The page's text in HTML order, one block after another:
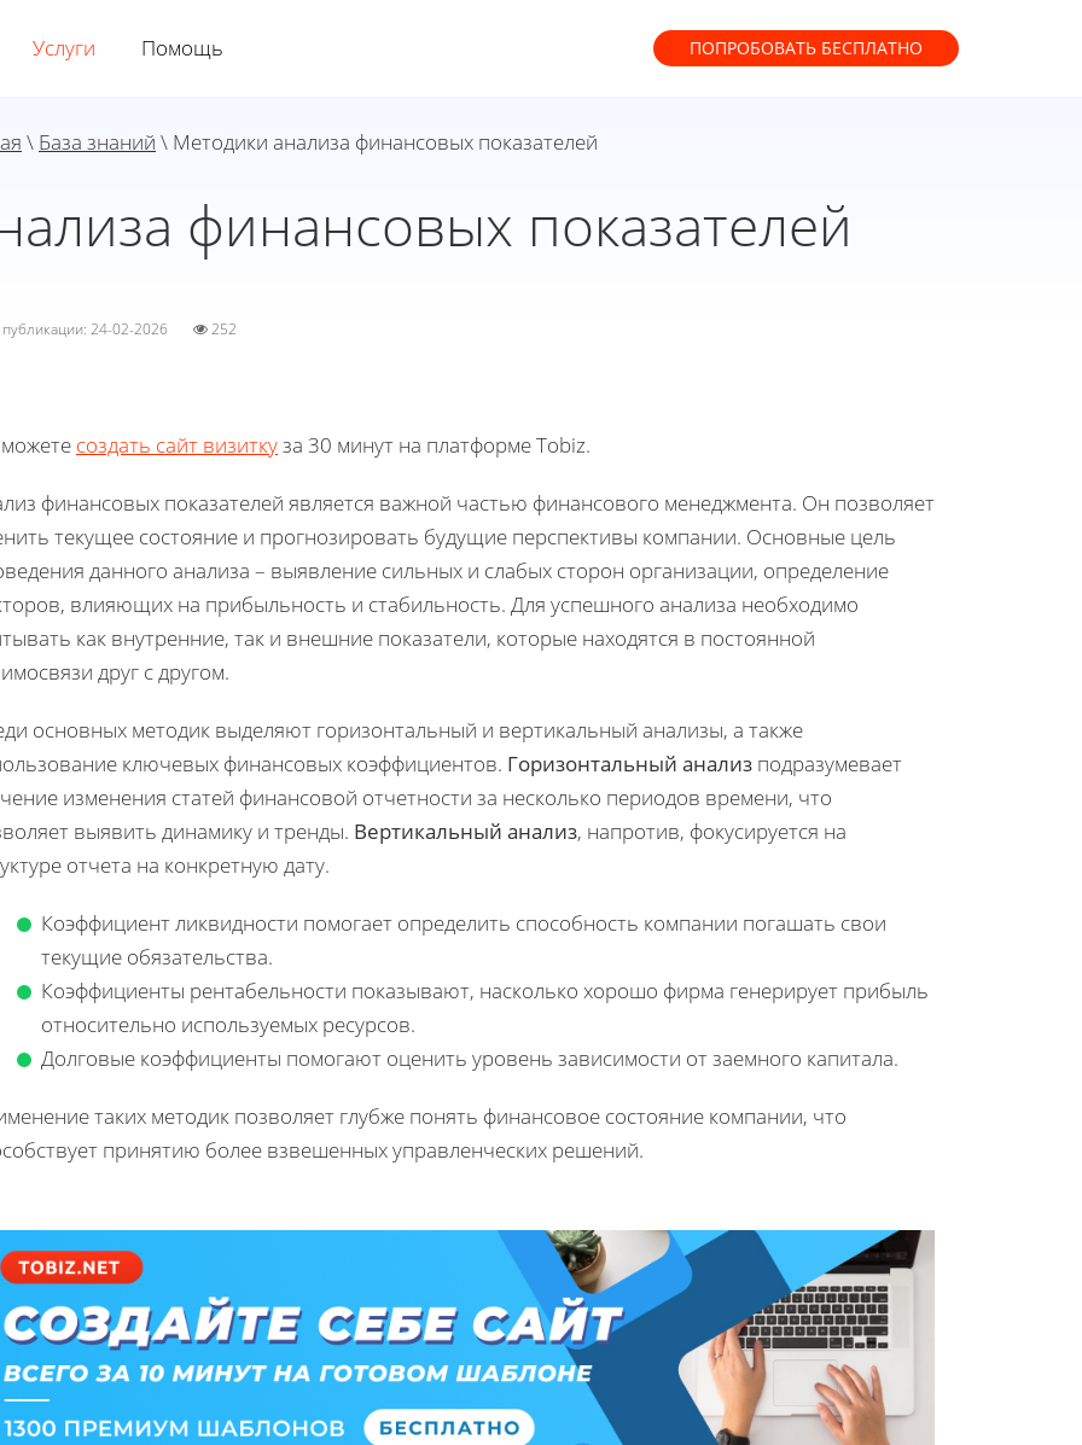
Услуги Помощь ПОПРОБОВАТЬ БЕСПЛАТНО
\ База знаний \ Методики анализа финансовых показателей
финансовых показателей
публикации: 24-02-2026 252
создать сайт визиткуза 30 минут на платформе Tobiz.
финансовых показателей является важной частью финансового менеджмента. Он позволяет
текущее состояние и прогнозировать будущие перспективы компании. Основные цель
данного анализа – выявление сильных и слабых сторон организации, определение
влияющих на прибыльность и стабильность. Для успешного анализа необходимо
как внутренние, так и внешние показатели, которые находятся в постоянной
друг с другом.
основных методик выделяют горизонтальный и вертикальный анализы, а также
ключевых финансовых коэффициентов. Горизонтальный анализ подразумевает
изменения статей финансовой отчетности за несколько периодов времени, что
выявить динамику и тренды. Вертикальный анализ, напротив, фокусируется на
отчета на конкретную дату.
Коэффициент ликвидности помогает определить способность компании погашать свои
текущие обязательства.
Коэффициенты рентабельности показывают, насколько хорошо фирма генерирует прибыль
относительно используемых ресурсов.
Долговые коэффициенты помогают оценить уровень зависимости от заемного капитала.
таких методик позволяет глубже понять финансовое состояние компании, что
принятию более взвешенных управленческих решений.